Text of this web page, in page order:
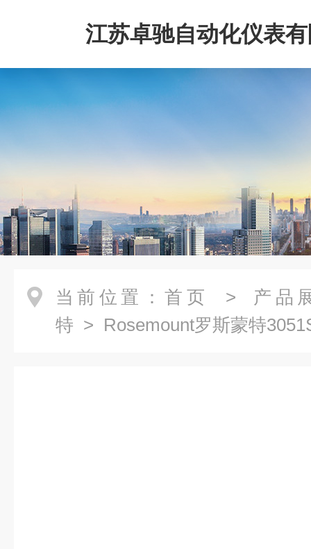
江苏卓驰自动化仪表
当前位置： 首页 > 产品
特 > Rosemount罗斯蒙特